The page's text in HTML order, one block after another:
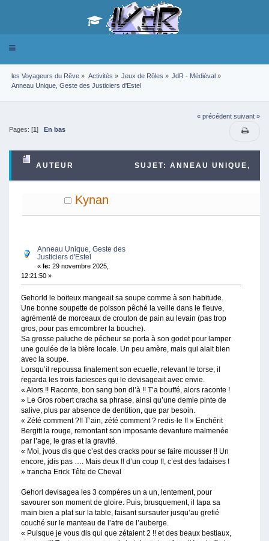
Toggle
les Voyageurs du Rêve » Activités » Jeux de Rôles » JdR - Médiéval »
Anneau Unique, Geste des Justiciers d'Estel
« précédent suivant »
Pages: [1] En bas
AUTEUR SUJET: ANNEAU UNIQUE,
GESTE DES JUSTICIERS D'ESTEL (LU 15644 FOIS)
Kynan
Anneau Unique, Geste des
Justiciers d'Estel
«le: 29 novembre 2025,
12:21:50 »
Gehorld le boiteux mangeait sa soupe comme à son habitude.
Une bonne soupette de poisson pêché la veille dans le fleuve,
agrémenté de morceaux de crouton de pain au levain (pas trop
gros, pour pas emcombrer la bouche).
Sa grosse paluche de pécheur se porta à son godet pour lamper
une goulée de la bière locale. Un peu amère, mais qui alait bien
avec la soupe.
Lorsqu’il repoussa finalement son ecuelle, relevant le torse, il
regarda les trois faciesces qui le devisageait avec envie.
« Alors !! Raconte, bon sang bon dl’à !! T’a bouffé, alors raconte !
» Le Gros robert cracha sa phrase, ainsi qu’une demie pinte de
salive, plus par absence de dentition, que par besoin.
« Zété comment ?!! T’ain, zété comment ? redis-le !! » Enchérit
Bergitt la rouge, remontant son imposante devanture malmenée
par l’age, le gras et la gravité.
« Moi, jvous dis que c’est des cracks pour se faire mousser !! Un
encore, jdis pas …. Mais deux !! d’un coup !!, c’est des fadaises !
» trancha Erick Tête de Cheval
Gehorl devisagea les 3 compéres un a un, lentement, pour
savourer son moment de gloire. Puis, brusquement, il tapa sa
main bien a plat sur la table, faisant sursauter jusqu’au grefié
couché sur le manteau de l’atre de l’auberge.
« Puisque je vous dis qui que zétaient 2 !! et des beaux bestiaux,